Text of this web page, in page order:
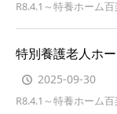
R8.4.1～特養ホーム
特別養護老人ホ
2025-09-30
R8.4.1～特養ホーム